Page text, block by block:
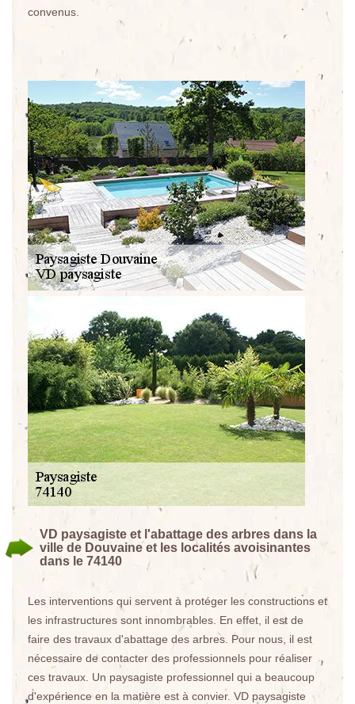
convenus.
VD paysagiste et l'abattage des arbres dans la
ville de Douvaine et les localités avoisinantes
dans le 74140
Les interventions qui servent à protéger les constructions et
les infrastructures sont innombrables. En effet, il est de
faire des travaux d'abattage des arbres. Pour nous, il est
nécessaire de contacter des professionnels pour réaliser
ces travaux. Un paysagiste professionnel qui a beaucoup
d'expérience en la matière est à convier. VD paysagiste